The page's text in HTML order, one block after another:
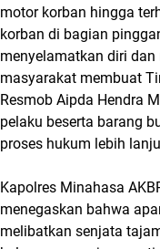
motor korban hingga
korban di bagian
menyelamatkan diri
masyarakat membuat
Resmob Aipda Hendra
pelaku beserta barang
proses hukum lebih
Kapolres Minahasa
menegaskan bahwa
melibatkan senjata